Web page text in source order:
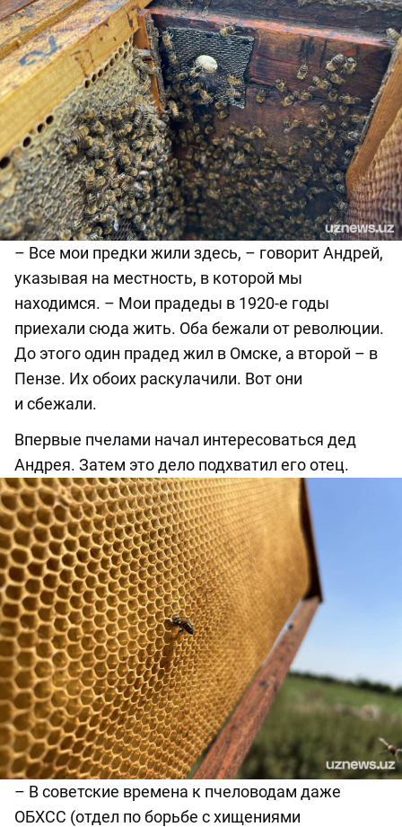
– Все мои предки жили здесь, – говорит Андрей,
указывая на местность, в которой мы
находимся. – Мои прадеды в 1920-е годы
приехали сюда жить. Оба бежали от революции.
До этого один прадед жил в Омске, а второй ­– в
Пензе. Их обоих раскулачили. Вот они
и сбежали.
Впервые пчелами начал интересоваться дед
Андрея. Затем это дело подхватил его отец.
– В советские времена к пчеловодам даже
ОБХСС (отдел по борьбе с хищениями